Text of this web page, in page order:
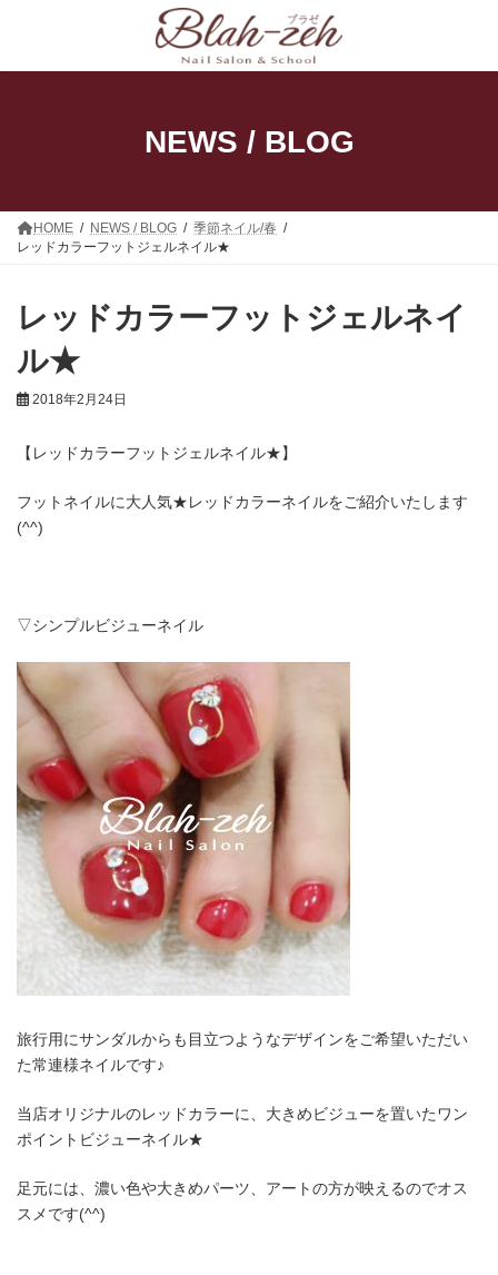
ン
ー
NEWS / BLOG
HOME NEWS / BLOG
季節ネイル/春
レッドカラーフットジェルネイル★
レッドカラーフットジェルネイ
ル★
2018年2月24日
【レッドカラーフットジェルネイル★】
フットネイルに大人気★レッドカラーネイルをご紹介いたします
(^^)
▽シンプルビジューネイル
旅行用にサンダルからも目立つようなデザインをご希望いただい
た常連様ネイルです♪
当店オリジナルのレッドカラーに、大きめビジューを置いたワン
ポイントビジューネイル★
足元には、濃い色や大きめパーツ、アートの方が映えるのでオス
スメです(^^)